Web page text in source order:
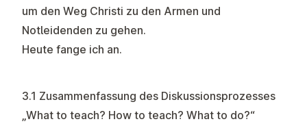
um den Weg Christi zu den Armen und
Notleidenden zu gehen.
Heute fange ich an.
3.1 Zusammenfassung des Diskussionsprozesses
„What to teach? How to teach? What to do?“